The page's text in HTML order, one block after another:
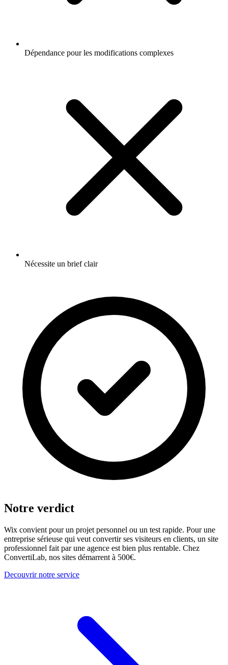
Dépendance pour les modifications complexes
Nécessite un brief clair
Notre verdict
Wix convient pour un projet personnel ou un test rapide. Pour une
entreprise sérieuse qui veut convertir ses visiteurs en clients, un site
professionnel fait par une agence est bien plus rentable. Chez
ConvertiLab, nos sites démarrent à 500€.
Decouvrir notre service